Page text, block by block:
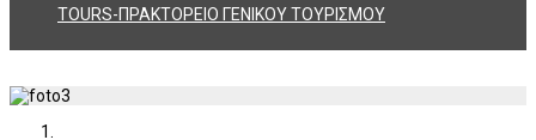
TOURS-ΠΡΑΚΤΟΡΕΙΟ ΓΕΝΙΚΟΥ ΤΟΥΡΙΣΜΟΥ